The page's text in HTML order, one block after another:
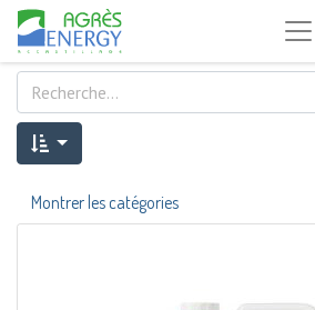
Montrer les catégories